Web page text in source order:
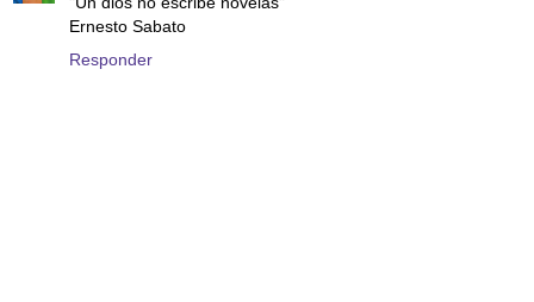
Ernesto Sabato
Responder